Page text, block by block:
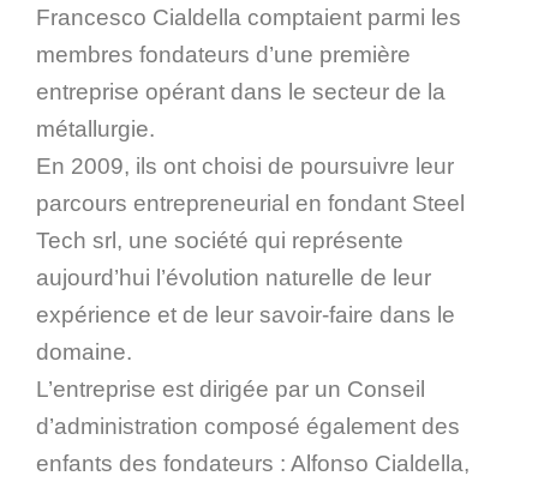
Francesco Cialdella comptaient parmi les
membres fondateurs d’une première
entreprise opérant dans le secteur de la
métallurgie.
En 2009, ils ont choisi de poursuivre leur
parcours entrepreneurial en fondant Steel
Tech srl, une société qui représente
aujourd’hui l’évolution naturelle de leur
expérience et de leur savoir-faire dans le
domaine.
L’entreprise est dirigée par un Conseil
d’administration composé également des
enfants des fondateurs : Alfonso Cialdella,